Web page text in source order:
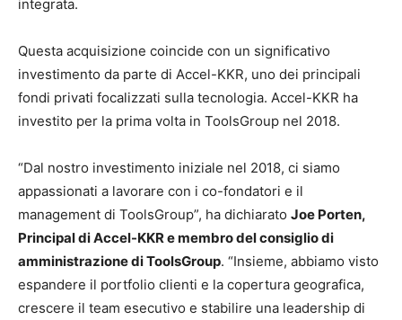
integrata.
Questa acquisizione coincide con un significativo
investimento da parte di Accel-KKR, uno dei principali
fondi privati focalizzati sulla tecnologia. Accel-KKR ha
investito per la prima volta in ToolsGroup nel 2018.
“Dal nostro investimento iniziale nel 2018, ci siamo
appassionati a lavorare con i co-fondatori e il
management di ToolsGroup”, ha dichiarato Joe Porten,
Principal di Accel-KKR e membro del consiglio di
amministrazione di ToolsGroup. “Insieme, abbiamo visto
espandere il portfolio clienti e la copertura geografica,
crescere il team esecutivo e stabilire una leadership di